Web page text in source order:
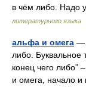
в чём либо. Надо
литературного языка
альфа и омега —
либо. Буквальное
конец чего либо”
и омега, начало и